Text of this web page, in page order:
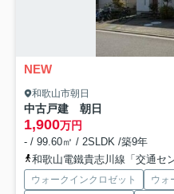
NEW
和歌山市朝日
中古戸建 朝日
1,900万円
- / 99.60㎡ / 2SLDK /築9年
和歌山電鐵貴志川線「交通セ
ウォークインクロゼット
ウォ